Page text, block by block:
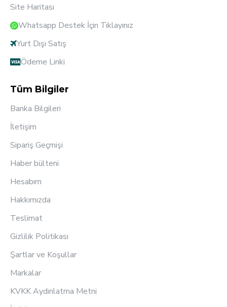
Site Haritası
Whatsapp Destek İçin Tıklayınız
Yurt Dışı Satış
Ödeme Linki
Tüm Bilgiler
Banka Bilgileri
İletişim
Sipariş Geçmişi
Haber bülteni
Hesabım
Hakkımızda
Teslimat
Gizlilik Politikası
Şartlar ve Koşullar
Markalar
KVKK Aydınlatma Metni